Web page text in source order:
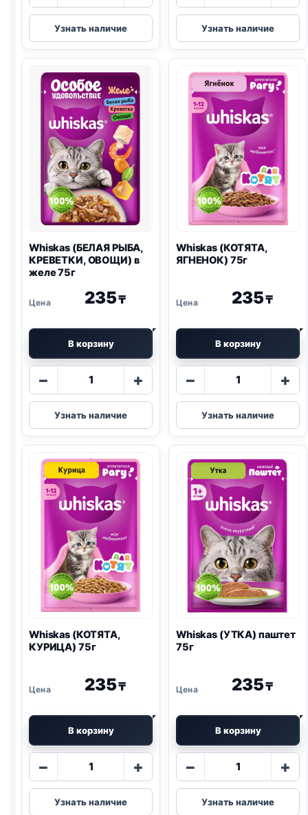
Whiskas
(ТЕЛЯТИНА
И
75г
Узнать наличие
Whiskas
(ТРЕСКА)
75г
Узнать наличие
Whiskas (БЕЛАЯ РЫБА,
КРЕВЕТКИ, ОВОЩИ) в
желе 75г
235₸
В корзину
−
Количество
Whiskas
(БЕЛАЯ
РЫБА,
ОВОЩИ)
в
желе
75г
+
Узнать наличие
Whiskas (КОТЯТА,
ЯГНЕНОК) 75г
235₸
В корзину
−
Количество
Whiskas
(КОТЯТА,
ЯГНЕНОК)
+
Узнать наличие
Whiskas (КОТЯТА,
КУРИЦА) 75г
235₸
В корзину
−
Количество
Whiskas
(КОТЯТА,
+
Узнать наличие
Whiskas (УТКА) паштет
75г
235₸
В корзину
−
Количество
Whiskas
(УТКА)
+
Узнать наличие